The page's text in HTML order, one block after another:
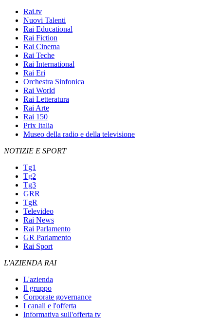
Rai.tv
Nuovi Talenti
Rai Educational
Rai Fiction
Rai Cinema
Rai Teche
Rai International
Rai Eri
Orchestra Sinfonica
Rai World
Rai Letteratura
Rai Arte
Rai 150
Prix Italia
Museo della radio e della televisione
NOTIZIE E SPORT
Tg1
Tg2
Tg3
GRR
TgR
Televideo
Rai News
Rai Parlamento
GR Parlamento
Rai Sport
L'AZIENDA RAI
L'azienda
Il gruppo
Corporate governance
I canali e l'offerta
Informativa sull'offerta tv